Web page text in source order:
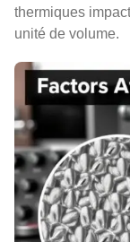
thermiques
unité de volume.